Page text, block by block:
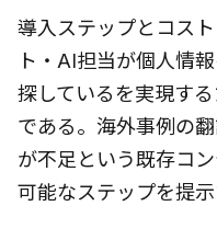
導入ステップとコス
ト・AI担当が個人情
探しているを実現す
である。海外事例の
が不足という既存コ
可能なステップを提示